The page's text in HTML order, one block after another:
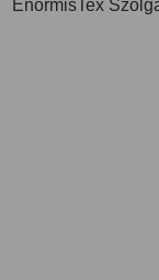
EnormisTex